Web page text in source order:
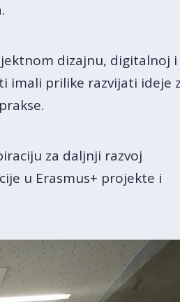
dizajnu, digitalnoj i
imali prilike razvijati ideje
za daljnji razvoj
u Erasmus+ projekte i